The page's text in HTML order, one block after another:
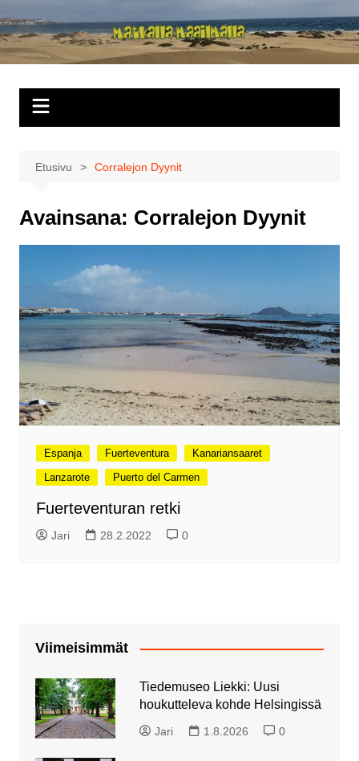
sisältöön
Matkalla
maailmalla
Etusivu Corralejon Dyynit
Avainsana: Corralejon Dyynit
Espanja Fuerteventura
Kanariansaaret
Lanzarote
Puerto del Carmen
Fuerteventuran retki
Jari 28.2.2022 0
Viimeisimmät
Tiedemuseo Liekki: Uusi
houkutteleva kohde Helsingissä
Jari 1.8.2026 0